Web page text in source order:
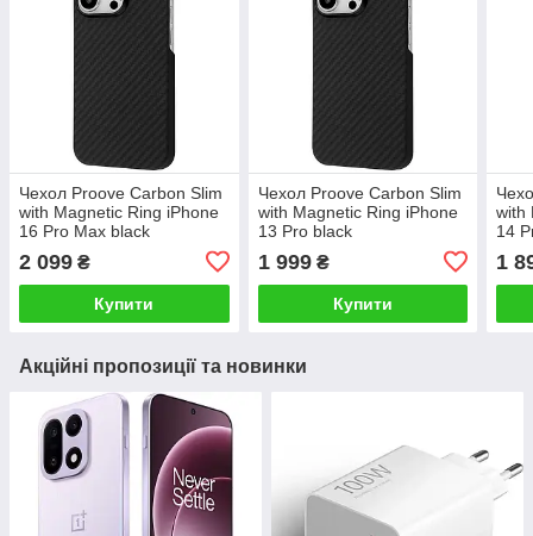
Чехол Proove Carbon Slim
with Magnetic Ring iPhone
16 Pro Max black
2 099 ₴
Купити
Чехол Proove Carbon Slim
with Magnetic Ring iPhone
13 Pro black
1 999₴
Купити
with
14
1
Акційні пропозиції та новинки